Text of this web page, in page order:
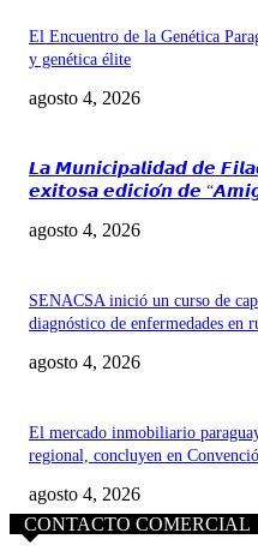
El Encuentro de la Genética
y genética élite
agosto 4, 2026
𝙇𝙖 𝙈𝙪𝙣𝙞𝙘𝙞𝙥𝙖𝙡𝙞𝙙𝙖𝙙 𝙙𝙚
𝙚𝙭𝙞𝙩𝙤𝙨𝙖 𝙚𝙙𝙞𝙘𝙞𝙤́𝙣 𝙙𝙚
agosto 4, 2026
SENACSA inició un curso de
diagnóstico de enfermedades en
agosto 4, 2026
El mercado inmobiliario
regional, concluyen en
agosto 4, 2026
CONTACTO COMERCIAL